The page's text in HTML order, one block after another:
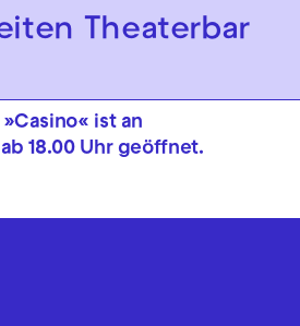
springenTheaterbar
istan
18.00 Uhr geöffnet.